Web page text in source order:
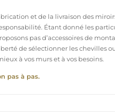
et de la livraison des
Étant donné les
pas d’accessoires de
de sélectionner les chevilles
à vos murs et à vos besoins.
pas à pas.